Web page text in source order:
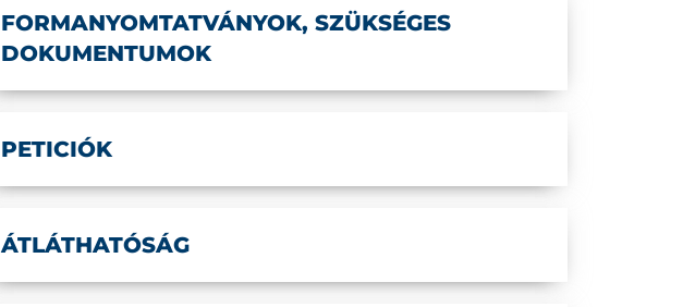
FORMANYOMTATVÁNYOK, SZÜKSÉGES
DOKUMENTUMOK
PETICIÓK
ÁTLÁTHATÓSÁG